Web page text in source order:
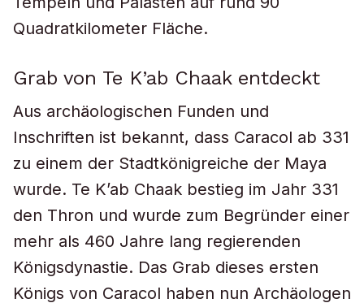
Quadratkilometer Fläche.
Grab von Te K’ab Chaak entdeckt
Aus archäologischen Funden und
Inschriften ist bekannt, dass Caracol ab 331
zu einem der Stadtkönigreiche der Maya
wurde. Te K’ab Chaak bestieg im Jahr 331
den Thron und wurde zum Begründer einer
mehr als 460 Jahre lang regierenden
Königsdynastie. Das Grab dieses ersten
Königs von Caracol haben nun Archäologen